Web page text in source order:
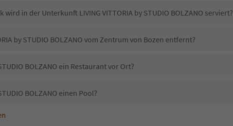
in der Unterkunft LIVING VITTORIA by STUDIO BOLZANO serviert?
by STUDIO BOLZANO vom Zentrum von Bozen entfernt?
BOLZANO ein Restaurant vor Ort?
BOLZANO einen Pool?
LIVING VITTORIA by STUDIO BOLZANO erlaubt?
VITTORIA by STUDIO BOLZANO?